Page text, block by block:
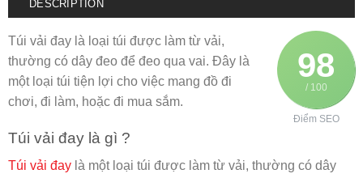
DESCRIPTION
98
/ 100
Điểm SEO
Túi vải đay là loại túi được làm từ vải,
thường có dây đeo để đeo qua vai. Đây là
một loại túi tiện lợi cho việc mang đồ đi
chơi, đi làm, hoặc đi mua sắm.
Túi vải đay là gì ?
Túi vải đay là một loại túi được làm từ vải, thường có dây